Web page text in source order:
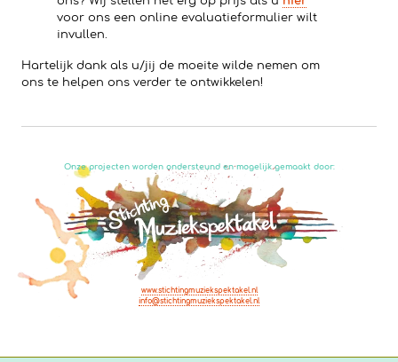
voor ons een online evaluatieformulier wilt
invullen.
Hartelijk dank als u/jij de moeite wilde nemen om
ons te helpen ons verder te ontwikkelen!